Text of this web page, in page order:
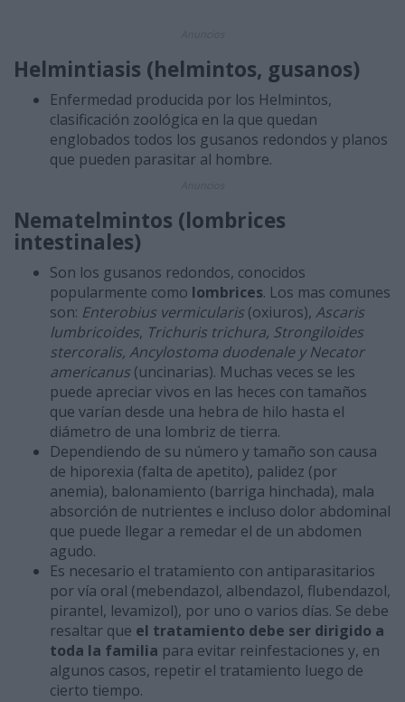
Helmintiasis (helmintos, gusanos)
Enfermedad producida por los Helmintos,
clasificación zoológica en la que quedan
englobados todos los gusanos redondos y planos
que pueden parasitar al hombre.
Nematelmintos (lombrices
intestinales)
Son los gusanos redondos, conocidos
popularmente como lombrices. Los mas comunes
son: Enterobius vermicularis (oxiuros), Ascaris
lumbricoides, Trichuris trichura, Strongiloides
stercoralis, Ancylostoma duodenale y Necator
americanus (uncinarias). Muchas veces se les
puede apreciar vivos en las heces con tamaños
que varían desde una hebra de hilo hasta el
diámetro de una lombriz de tierra.
Dependiendo de su número y tamaño son causa
de hiporexia (falta de apetito), palidez (por
anemia), balonamiento (barriga hinchada), mala
absorción de nutrientes e incluso dolor abdominal
que puede llegar a remedar el de un abdomen
agudo.
Es necesario el tratamiento con antiparasitarios
por vía oral (mebendazol, albendazol, flubendazol,
pirantel, levamizol), por uno o varios días. Se debe
resaltar que el tratamiento debe ser dirigido a
toda la familia para evitar reinfestaciones y, en
algunos casos, repetir el tratamiento luego de
cierto tiempo.